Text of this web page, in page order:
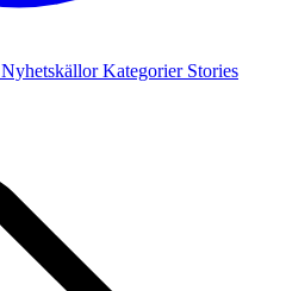
NyhetskällorKategorier Stories